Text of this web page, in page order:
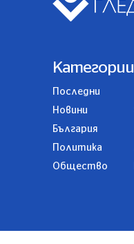
Категории
Последни
Новини
България
Политика
Общество